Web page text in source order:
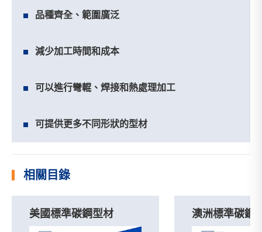
品種齊全、範圍廣泛
減少加工時間和成本
可以進行彎輥、焊接和熱處理加工
可提供更多不同形狀的型材
相關目錄
澳洲標準碳鋼型材 亞洲標準碳鋼